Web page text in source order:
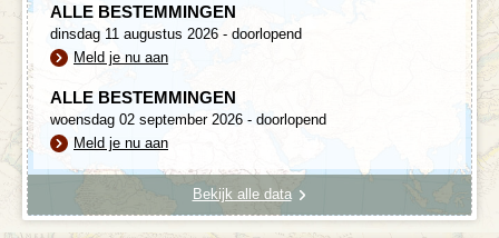
ALLE BESTEMMINGEN
dinsdag 11 augustus 2026 - doorlopend
Meld je nu aan
ALLE BESTEMMINGEN
woensdag 02 september 2026 - doorlopend
Meld je nu aan
Bekijk alle data